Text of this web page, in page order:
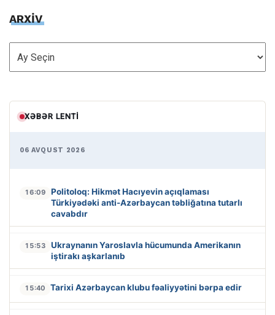
ARXİV
ARXİV
XƏBƏR LENTI
06 AVQUST 2026
16:09
Politoloq: Hikmət Hacıyevin açıqlaması
Türkiyədəki anti-Azərbaycan təbliğatına tutarlı
cavabdır
15:53
Ukraynanın Yaroslavla hücumunda Amerikanın
iştirakı aşkarlanıb
15:40 Tarixi Azərbaycan klubu fəaliyyətini bərpa edir